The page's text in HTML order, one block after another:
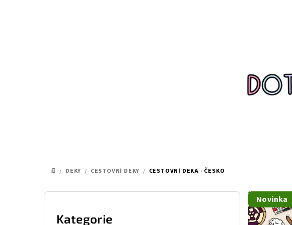
DOMŮ
/ DEKY / CESTOVNÍ DEKY / CESTOVNÍ DEKA - ČESKO
Přeskočit
Kategorie
Novinka